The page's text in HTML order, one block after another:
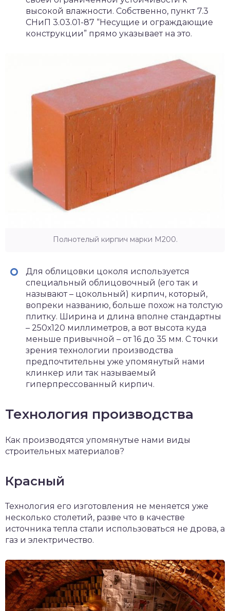
высокой влажности. Собственно, пункт 7.3
СНиП 3.03.01-87 “Несущие и ограждающие
конструкции” прямо указывает на это.
Полнотелый кирпич марки М200.
Для облицовки цоколя используется
специальный облицовочный (его так и
называют – цокольный) кирпич, который,
вопреки названию, больше похож на толстую
плитку. Ширина и длина вполне стандартны
– 250х120 миллиметров, а вот высота куда
меньше привычной – от 16 до 35 мм. С точки
зрения технологии производства
предпочтительны уже упомянутый нами
клинкер или так называемый
гиперпрессованный кирпич.
Технология производства
Как производятся упомянутые нами виды
строительных материалов?
Красный
Технология его изготовления не меняется уже
несколько столетий, разве что в качестве
источника тепла стали использоваться не дрова, а
газ и электричество.